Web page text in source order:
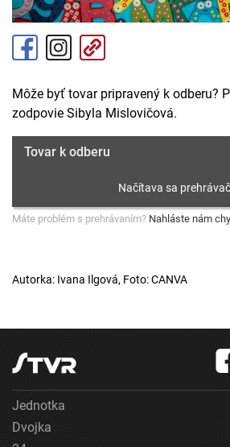
Môže byť tovar pripravený k odberu?
zodpovie Sibyla Mislovičová.
Tovar k odberu
Máte problém s prehrávaním? Nahláste nám
Autorka: Ivana Ilgová, Foto: CANVA
Jednotka
Dvojka